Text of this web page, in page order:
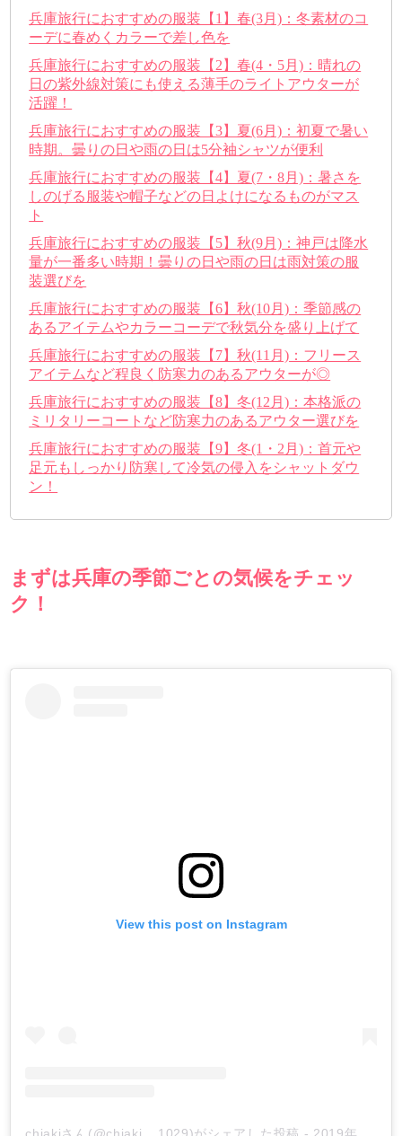
兵庫旅行におすすめの服装【1】春(3月)：冬素材のコ
ーデに春めくカラーで差し色を
兵庫旅行におすすめの服装【2】春(4・5月)：晴れの
日の紫外線対策にも使える薄手のライトアウターが
活躍！
兵庫旅行におすすめの服装【3】夏(6月)：初夏で暑い
時期。曇りの日や雨の日は5分袖シャツが便利
兵庫旅行におすすめの服装【4】夏(7・8月)：暑さを
しのげる服装や帽子などの日よけになるものがマス
ト
兵庫旅行におすすめの服装【5】秋(9月)：神戸は降水
量が一番多い時期！曇りの日や雨の日は雨対策の服
装選びを
兵庫旅行におすすめの服装【6】秋(10月)：季節感の
あるアイテムやカラーコーデで秋気分を盛り上げて
兵庫旅行におすすめの服装【7】秋(11月)：フリース
アイテムなど程良く防寒力のあるアウターが◎
兵庫旅行におすすめの服装【8】冬(12月)：本格派の
ミリタリーコートなど防寒力のあるアウター選びを
兵庫旅行におすすめの服装【9】冬(1・2月)：首元や
足元もしっかり防寒して冷気の侵入をシャットダウ
ン！
まずは兵庫の季節ごとの気候をチェッ
ク！
View this post on Instagram
chiakiさん(@chiaki__1029)がシェアした投稿 - 2019年 3月月10日午前1時40分PST